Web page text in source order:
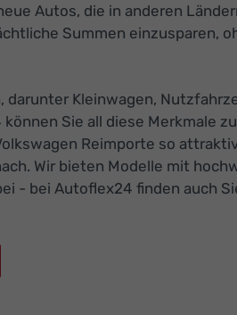
Autos, die in anderen
Summen einzusparen,
Kleinwagen,
Sie all diese Merkmale
Reimporte so
Wir bieten Modelle mit
- bei Autoflex24 finden auch